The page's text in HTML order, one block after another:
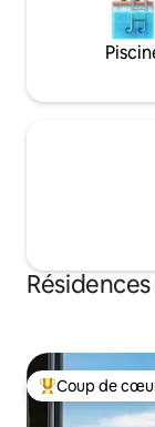
Coups de cœur
Coup de